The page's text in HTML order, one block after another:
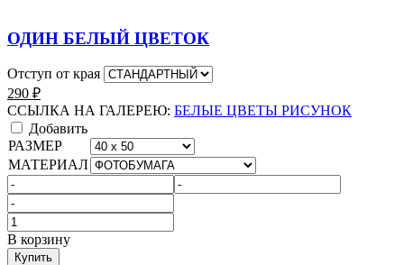
ОДИН БЕЛЫЙ ЦВЕТОК
Отступ от края
290 ₽
ССЫЛКА НА ГАЛЕРЕЮ: БЕЛЫЕ ЦВЕТЫ РИСУНОК
Добавить
РАЗМЕР
МАТЕРИАЛ
Количество
товара
БЕЛЫЕ
В корзину
Купить